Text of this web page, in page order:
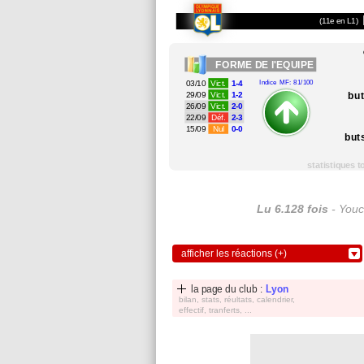
(11e en L1)
FORME DE l'EQUIPE
Indice MF: 81/100
03/10 Vict.
1-4
29/09
Vict. 1-2
26/09 Vict. 2-0
22/09 Déf.
2-3
15/09
Nul 0-0
statistiques
Lu 6.128 fois -
afficher les réactions (+)
la page du club : Lyon
bilan, stats, réultats, calendrier,
effectif, tranferts, ...